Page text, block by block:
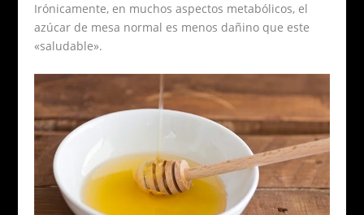
Irónicamente, en muchos aspectos metabólicos, el
azúcar de mesa normal es menos dañino que este
«saludable».